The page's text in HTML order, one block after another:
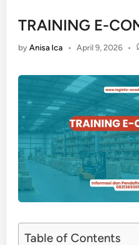
TRAINING E-
byAnisa Ica • April 9, 2026 •
Table of Contents